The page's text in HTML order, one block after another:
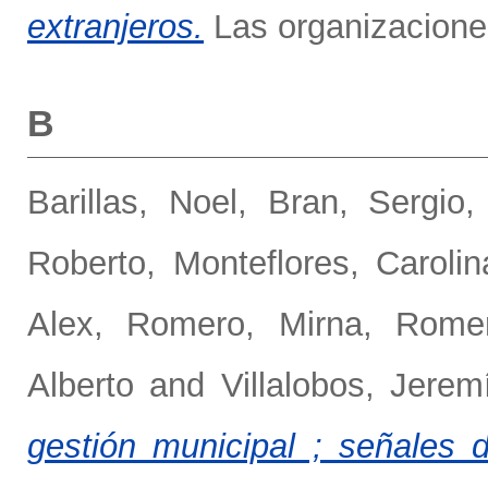
extranjeros. Las
B
Barillas, Noel, Bran, Sergio
Roberto, Monteflores,
Alex, Romero, Mirna,
Alberto and Villalobos,
gestión municipal ; señales